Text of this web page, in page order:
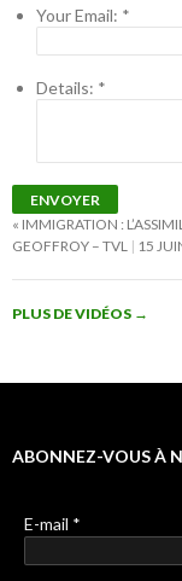
Your Email: *
Details: *
ENVOYER
« IMMIGRATION :
GEOFFROY – TVL
15
PLUS DE VIDÉOS →
ABONNEZ-VOUS À
E-mail *